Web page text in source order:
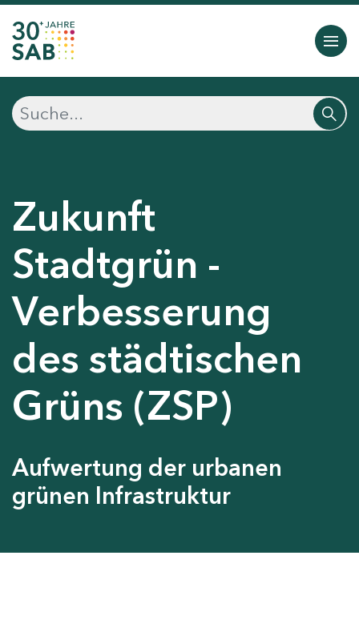
Zukunft
Stadtgrün -
Verbesserung
des städtischen
Grüns (ZSP)
Aufwertung der urbanen
grünen Infrastruktur